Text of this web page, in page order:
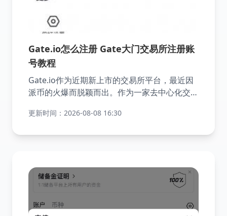
Gate.io怎么注册 Gate大门交易所注册账
号教程
Gate.io作为近期新上市的交易所平台，最近因
派币的火爆而脱颖而出。作为一家去中心化交易
境。接下来，小编将为大家详细介绍如何在
更新时间：2026-08-08 16:30